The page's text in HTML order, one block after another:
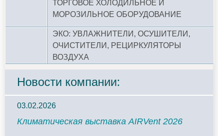
ТОРГОВОЕ ХОЛОДИЛЬНОЕ И
МОРОЗИЛЬНОЕ ОБОРУДОВАНИЕ
ЭКО: УВЛАЖНИТЕЛИ, ОСУШИТЕЛИ,
ОЧИСТИТЕЛИ, РЕЦИРКУЛЯТОРЫ
ВОЗДУХА
Новости компании:
03.02.2026
Климатическая выставка AIRVent 2026